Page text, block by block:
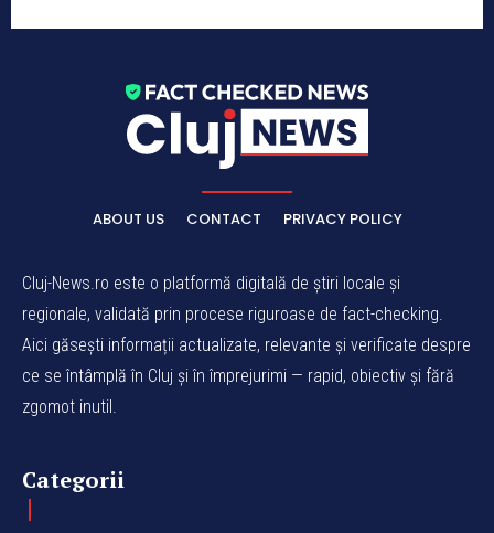
ABOUT US CONTACT PRIVACY POLICY
Cluj-News.ro este o platformă digitală de știri locale și
regionale, validată prin procese riguroase de fact-checking.
Aici găsești informații actualizate, relevante și verificate despre
ce se întâmplă în Cluj și în împrejurimi — rapid, obiectiv și fără
zgomot inutil.
Categorii